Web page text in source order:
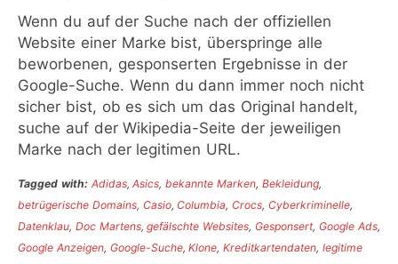
Wenn du auf der Suche nach der offiziellen
Website einer Marke bist, überspringe alle
beworbenen, gesponserten Ergebnisse in der
Google-Suche. Wenn du dann immer noch nicht
sicher bist, ob es sich um das Original handelt,
suche auf der Wikipedia-Seite der jeweiligen
Marke nach der legitimen URL.
Tagged with: Adidas,Asics,bekannte Marken, Bekleidung,
betrügerische Domains, Casio, Columbia, Crocs, Cyberkriminelle,
Datenklau, Doc Martens,gefälschte Websites, Gesponsert, Google Ads,
Google Anzeigen, Google-Suche,Klone,Kreditkartendaten,legitime